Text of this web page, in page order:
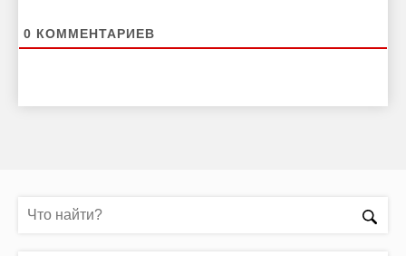
0 КОММЕНТАРИЕВ